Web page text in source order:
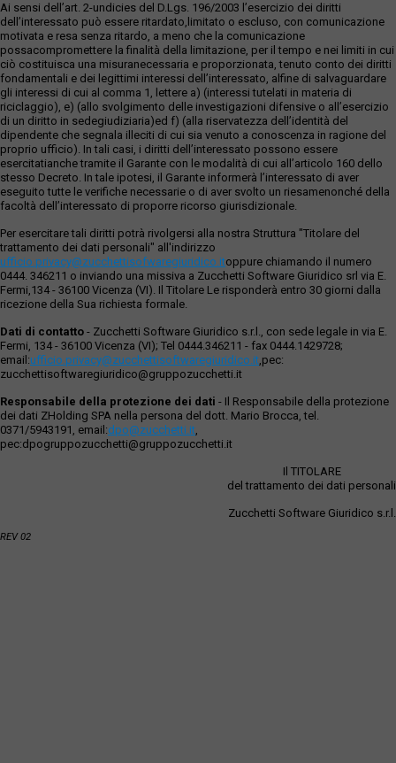
Ai sensi dell’art. 2-undicies del D.Lgs. 196/2003 l’esercizio dei diritti
dell’interessato può essere ritardato,limitato o escluso, con comunicazione
motivata e resa senza ritardo, a meno che la comunicazione
possacompromettere la finalità della limitazione, per il tempo e nei limiti in cui
ciò costituisca una misuranecessaria e proporzionata, tenuto conto dei diritti
fondamentali e dei legittimi interessi dell’interessato, alfine di salvaguardare
gli interessi di cui al comma 1, lettere a) (interessi tutelati in materia di
riciclaggio), e) (allo svolgimento delle investigazioni difensive o all’esercizio
di un diritto in sedegiudiziaria)ed f) (alla riservatezza dell’identità del
dipendente che segnala illeciti di cui sia venuto a conoscenza in ragione del
proprio ufficio). In tali casi, i diritti dell’interessato possono essere
esercitatianche tramite il Garante con le modalità di cui all’articolo 160 dello
stesso Decreto. In tale ipotesi, il Garante informerà l’interessato di aver
eseguito tutte le verifiche necessarie o di aver svolto un riesamenonché della
facoltà dell’interessato di proporre ricorso giurisdizionale.
Per esercitare tali diritti potrà rivolgersi alla nostra Struttura "Titolare del
trattamento dei dati personali" all'indirizzo
ufficio.privacy@zucchettisofwaregiuridico.itoppure chiamando il numero
0444. 346211 o inviando una missiva a Zucchetti Software Giuridico srl via E.
Fermi,134 - 36100 Vicenza (VI). Il Titolare Le risponderà entro 30 giorni dalla
ricezione della Sua richiesta formale.
Dati di contatto - Zucchetti Software Giuridico s.r.l., con sede legale in via E.
Fermi, 134 - 36100 Vicenza (VI); Tel 0444.346211 - fax 0444.1429728;
email:ufficio.privacy@zucchettisoftwaregiuridico.it,pec:
zucchettisoftwaregiuridico@gruppozucchetti.it
Responsabile della protezione dei dati - Il Responsabile della protezione
dei dati ZHolding SPA nella persona del dott. Mario Brocca, tel.
0371/5943191, email:dpo@zucchetti.it,
pec:dpogruppozucchetti@gruppozucchetti.it
Il TITOLARE
del trattamento dei dati personali
Zucchetti Software Giuridico s.r.l.
REV 02